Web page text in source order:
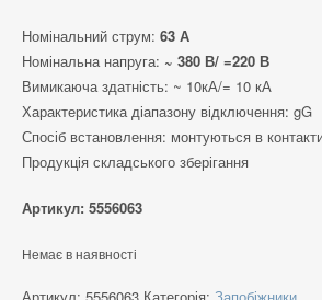
Номінальний струм: 63 А
Номінальна напруга: ~ 380 В/ =220 В
Вимикаюча здатність: ~ 10кА/= 10 кА
Характеристика діапазону відключення: gG
Спосіб встановлення: монтуються в
Продукція складського зберігання
Артикул: 5556063
Немає в наявності